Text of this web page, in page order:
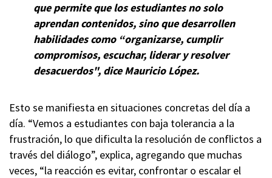
que permite que los estudiantes no solo
aprendan contenidos, sino que desarrollen
habilidades como “organizarse, cumplir
compromisos, escuchar, liderar y resolver
desacuerdos", dice Mauricio López.
Esto se manifiesta en situaciones concretas del día a
día. “Vemos a estudiantes con baja tolerancia a la
frustración, lo que dificulta la resolución de conflictos a
través del diálogo”, explica, agregando que muchas
veces, “la reacción es evitar, confrontar o escalar el